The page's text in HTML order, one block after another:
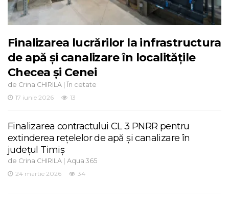
Finalizarea lucrărilor la infrastructura
de apă și canalizare în localitățile
Checea și Cenei
de Crina CHIRILA | În cetate
17 iunie 2026
13
Finalizarea contractului CL 3 PNRR pentru
extinderea rețelelor de apă și canalizare în
județul Timiș
de Crina CHIRILA | Aqua 365
24 martie 2026
34